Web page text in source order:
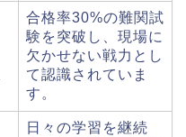
合格率30%の難関試
験を突破し、現場に
欠かせない戦力とし
て認識されていま
す。
日々の学習を継続